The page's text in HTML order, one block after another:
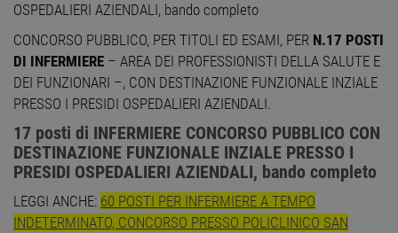
OSPEDALIERI AZIENDALI, bando completo
CONCORSO PUBBLICO, PER TITOLI ED ESAMI, PER N.17 POSTI
DI INFERMIERE – AREA DEI PROFESSIONISTI DELLA SALUTE E
DEI FUNZIONARI –, CON DESTINAZIONE FUNZIONALE INZIALE
PRESSO I PRESIDI OSPEDALIERI AZIENDALI.
17 posti di INFERMIERE CONCORSO PUBBLICO CON
DESTINAZIONE FUNZIONALE INZIALE PRESSO I
PRESIDI OSPEDALIERI AZIENDALI, bando completo
LEGGI ANCHE: 60 POSTI PER INFERMIERE A TEMPO
INDETERMINATO, CONCORSO PRESSO POLICLINICO SAN